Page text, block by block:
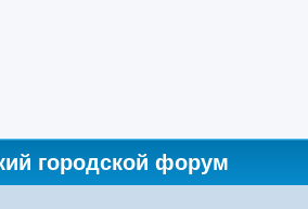
городской форум